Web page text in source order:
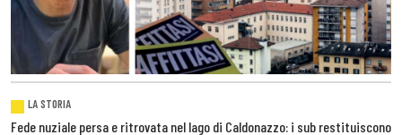
LA STORIA
Fede nuziale persa e ritrovata nel lago di Caldonazzo: i sub restituiscono